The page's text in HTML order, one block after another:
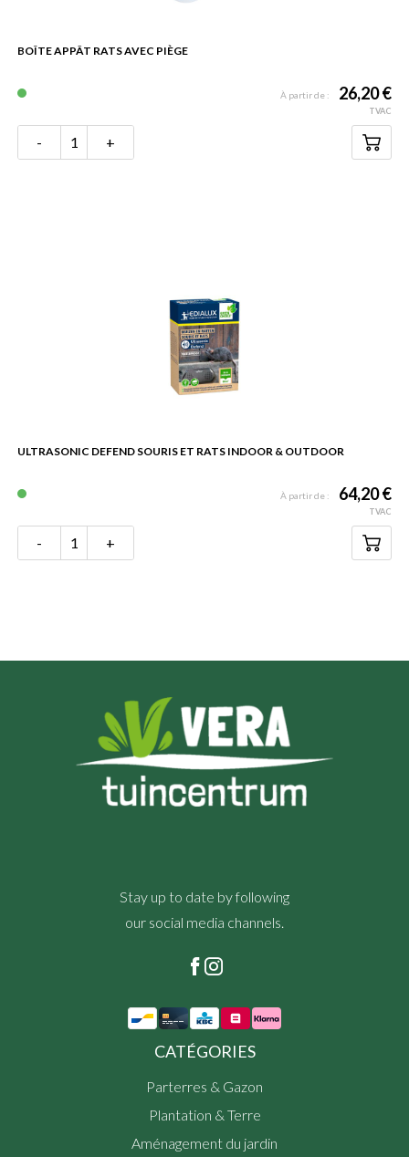
BOÎTE APPÂT RATS AVEC PIÈGE
À partir de : 26,20 €
TVAC
- +
ULTRASONIC DEFEND SOURIS ET RATS INDOOR & OUTDOOR
À partir de : 64,20 €
TVAC
- +
Stay up to date by following
our social media channels.
CATÉGORIES
Parterres & Gazon
Plantation & Terre
Aménagement du jardin